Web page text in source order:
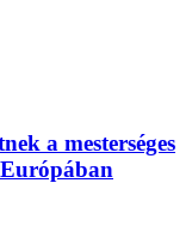
a mesterséges